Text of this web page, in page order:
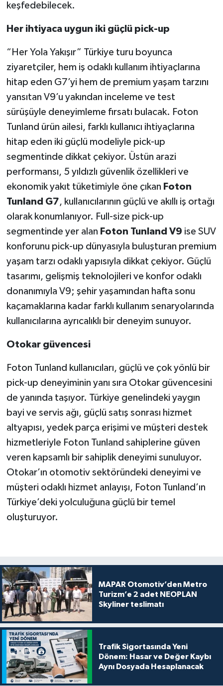
keşfedebilecek.
Her ihtiyaca uygun iki güçlü pick-up
“Her Yola Yakışır” Türkiye turu boyunca
ziyaretçiler, hem iş odaklı kullanım ihtiyaçlarına
hitap eden G7’yi hem de premium yaşam tarzını
yansıtan V9’u yakından inceleme ve test
sürüşüyle deneyimleme fırsatı bulacak. Foton
Tunland ürün ailesi, farklı kullanıcı ihtiyaçlarına
hitap eden iki güçlü modeliyle pick-up
segmentinde dikkat çekiyor. Üstün arazi
performansı, 5 yıldızlı güvenlik özellikleri ve
ekonomik yakıt tüketimiyle öne çıkan Foton
Tunland G7, kullanıcılarının güçlü ve akıllı iş ortağı
olarak konumlanıyor. Full-size pick-up
segmentinde yer alan Foton Tunland V9 ise SUV
konforunu pick-up dünyasıyla buluşturan premium
yaşam tarzı odaklı yapısıyla dikkat çekiyor. Güçlü
tasarımı, gelişmiş teknolojileri ve konfor odaklı
donanımıyla V9; şehir yaşamından hafta sonu
kaçamaklarına kadar farklı kullanım senaryolarında
kullanıcılarına ayrıcalıklı bir deneyim sunuyor.
Otokar güvencesi
Foton Tunland kullanıcıları, güçlü ve çok yönlü bir
pick-up deneyiminin yanı sıra Otokar güvencesini
de yanında taşıyor. Türkiye genelindeki yaygın
bayi ve servis ağı, güçlü satış sonrası hizmet
altyapısı, yedek parça erişimi ve müşteri destek
hizmetleriyle Foton Tunland sahiplerine güven
veren kapsamlı bir sahiplik deneyimi sunuluyor.
Otokar’ın otomotiv sektöründeki deneyimi ve
müşteri odaklı hizmet anlayışı, Foton Tunland’ın
Türkiye’deki yolculuğuna güçlü bir temel
oluşturuyor.
MAPAR Otomotiv’den Metro
Turizm’e 2 adet NEOPLAN
Skyliner teslimatı
Trafik Sigortasında Yeni
Dönem: Hasar ve Değer Kaybı
Aynı Dosyada Hesaplanacak